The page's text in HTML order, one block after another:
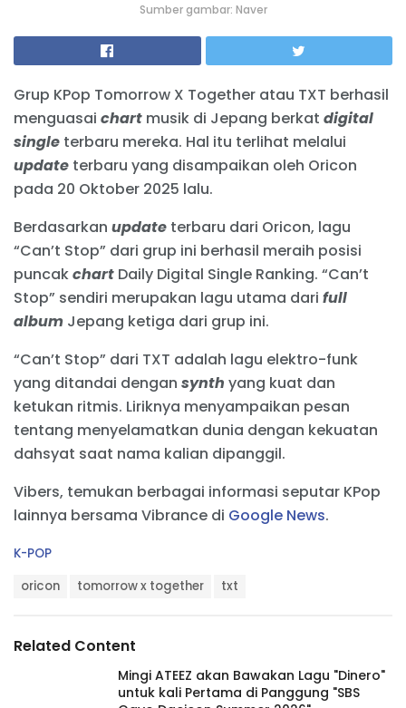
Sumber gambar: Naver
Grup KPop Tomorrow X Together atau TXT berhasil
menguasai chart musik di Jepang berkat digital
single terbaru mereka. Hal itu terlihat melalui
update terbaru yang disampaikan oleh Oricon
pada 20 Oktober 2025 lalu.
Berdasarkan update terbaru dari Oricon, lagu
“Can’t Stop” dari grup ini berhasil meraih posisi
puncakchart Daily Digital Single Ranking. “Can’t
Stop” sendiri merupakan lagu utama dari full
album Jepang ketiga dari grup ini.
“Can’t Stop” dari TXT adalah lagu elektro-funk
yang ditandai dengan synth yang kuat dan
ketukan ritmis. Liriknya menyampaikan pesan
tentang menyelamatkan dunia dengan kekuatan
dahsyat saat nama kalian dipanggil.
Vibers, temukan berbagai informasi seputar KPop
lainnya bersama Vibrance di Google News.
C
r
K-POP
:
oricon tomorrow x together txt
Related Content
Mingi ATEEZ akan Bawakan Lagu "Dinero"
untuk kali Pertama di Panggung "SBS